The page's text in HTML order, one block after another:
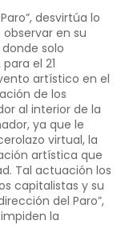
desvirtúa lo
en su
solo
el 21
artístico en el
de los
al interior de la
ya que le
virtual, la
artística que
Tal actuación los
capitalistas y su
del Paro”,
la